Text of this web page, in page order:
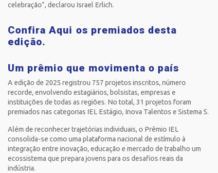
celebração”, declarou Israel Erlich.
Confira Aqui os premiados desta
edição.
Um prêmio que movimenta o país
A edição de 2025 registrou 757 projetos inscritos, número
recorde, envolvendo estagiários, bolsistas, empresas e
instituições de todas as regiões. No total, 31 projetos foram
premiados nas categorias IEL Estágio, Inova Talentos e Sistema S.
Além de reconhecer trajetórias individuais, o Prêmio IEL
consolida-se como uma plataforma nacional de estímulo à
integração entre inovação, educação e mercado de trabalho um
ecossistema que prepara jovens para os desafios reais da
indústria.